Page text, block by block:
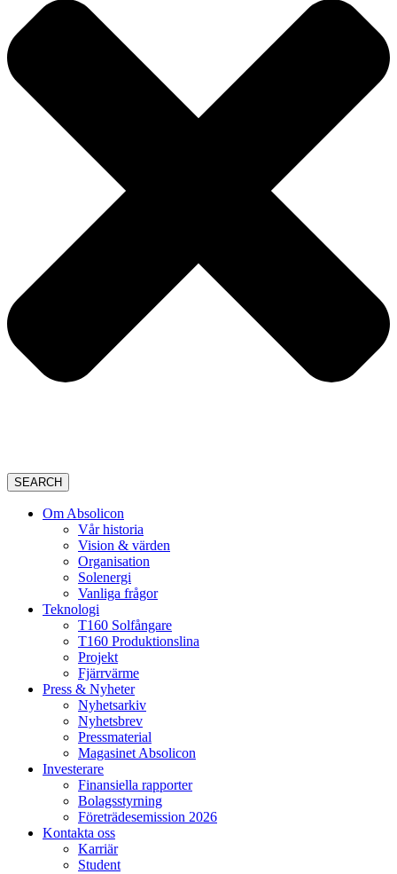
SEARCH
Om Absolicon
Vår historia
Vision & värden
Organisation
Solenergi
Vanliga frågor
Teknologi
T160 Solfångare
T160 Produktionslina
Projekt
Fjärrvärme
Press & Nyheter
Nyhetsarkiv
Nyhetsbrev
Pressmaterial
Magasinet Absolicon
Investerare
Finansiella rapporter
Bolagsstyrning
Företrädesemission 2026
Kontakta oss
Karriär
Student